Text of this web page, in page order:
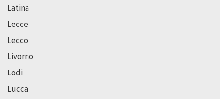
Latina
Lecce
Lecco
Livorno
Lodi
Lucca